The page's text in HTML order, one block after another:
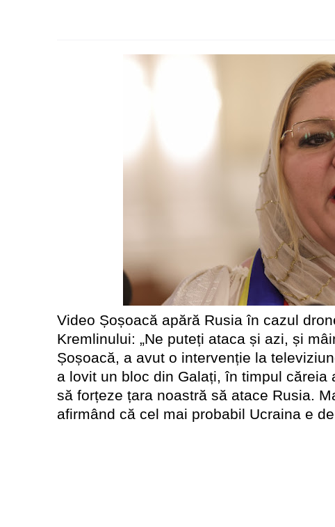
Video Șoșoacă apără Rusia în cazul
Kremlinului: „Ne puteți ataca și azi, și
Șoșoacă, a avut o intervenție la
a lovit un bloc din Galați, în timpul căreia
să forțeze țara noastră să atace Rusia.
afirmând că cel mai probabil Ucraina e